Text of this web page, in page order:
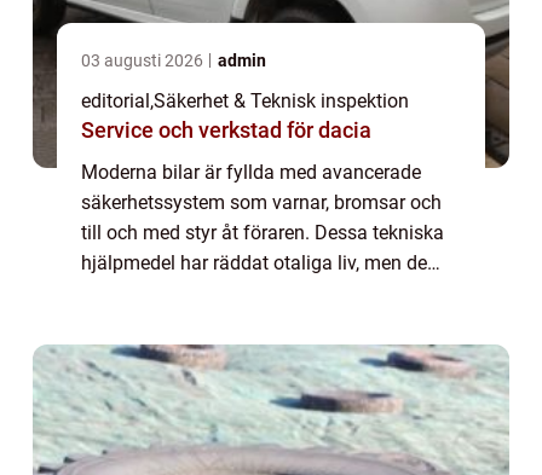
03 augusti 2026 admin
editorial ,Säkerhet & Teknisk inspektion
Service och verkstad för dacia
Moderna bilar är fyllda med avancerade
säkerhetssystem som varnar, bromsar och
till och med styr åt föraren. Dessa tekniska
hjälpmedel har räddat otaliga liv, men de